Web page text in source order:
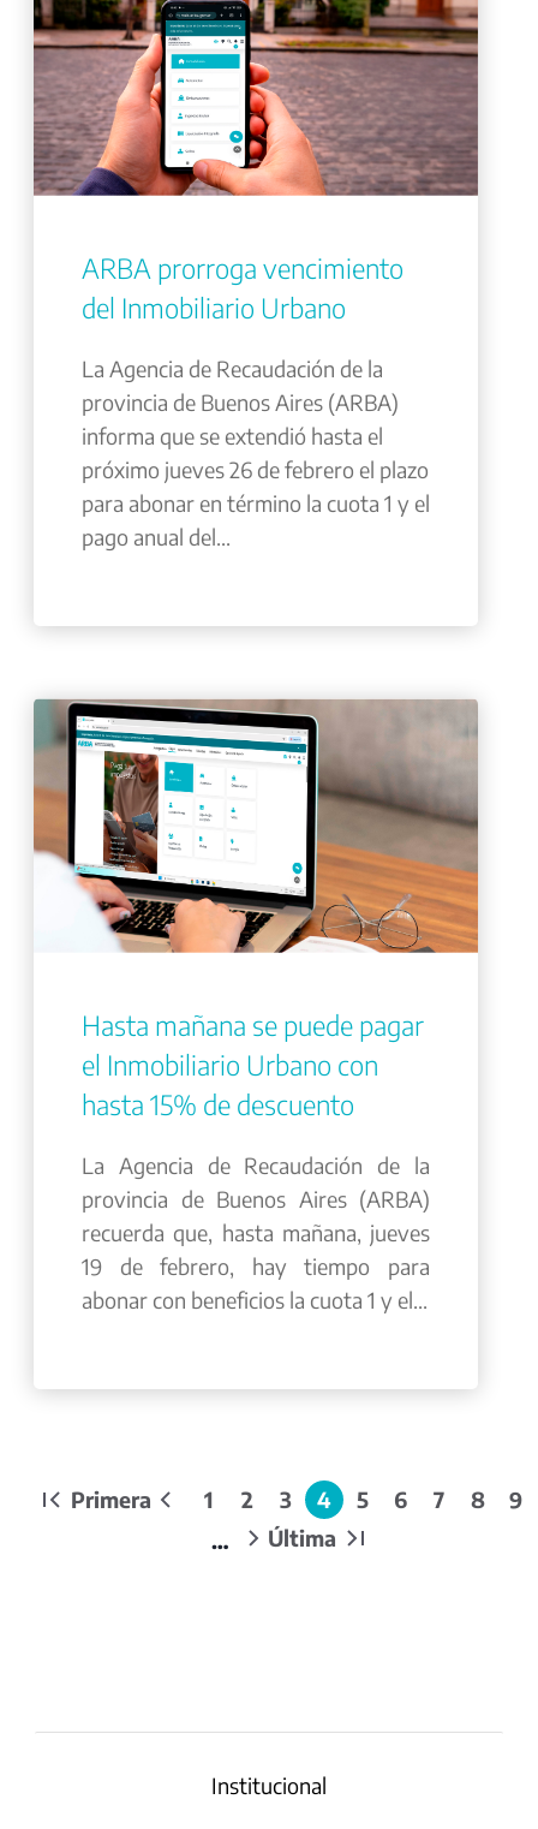
ARBA prorroga vencimiento
del Inmobiliario Urbano
La Agencia de Recaudación de la
provincia de Buenos Aires (ARBA)
informa que se extendió hasta el
próximo jueves 26 de febrero el plazo
para abonar en término la cuota 1 y el
pago anual del...
Hasta mañana se puede pagar
el Inmobiliario Urbano con
hasta 15% de descuento
La Agencia de Recaudación de la
provincia de Buenos Aires (ARBA)
recuerda que, hasta mañana, jueves
19 de febrero, hay tiempo para
abonar con beneficios la cuota 1 y el...
PaginaciónPrimera
Primera Página
anterior
Page
1 Page
2 Page
3 Página
actual
4 Page
5 Page
6 Page
7 Page
8
9
…
SiguienteÚltima
Última
Institucional